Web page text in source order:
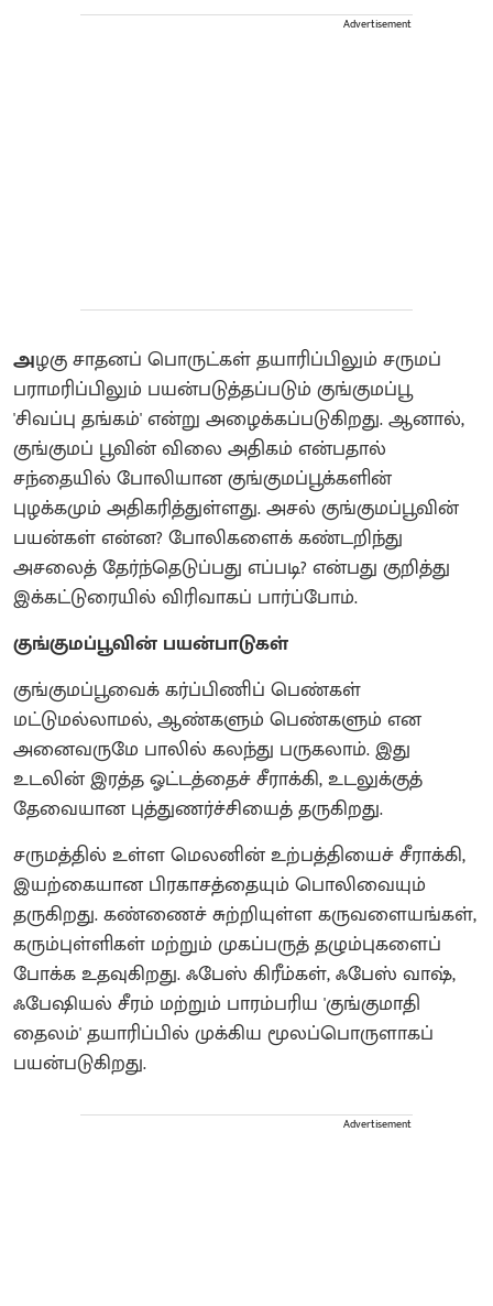
Advertisement
அழகு சாதனப் பொருட்கள் தயாரிப்பிலும் சருமப்
பராமரிப்பிலும் பயன்படுத்தப்படும் குங்குமப்பூ
'சிவப்பு தங்கம்' என்று அழைக்கப்படுகிறது. ஆனால்,
குங்குமப் பூவின் விலை அதிகம் என்பதால்
சந்தையில் போலியான குங்குமப்பூக்களின்
புழக்கமும் அதிகரித்துள்ளது. அசல் குங்குமப்பூவின்
பயன்கள் என்ன? போலிகளைக் கண்டறிந்து
அசலைத் தேர்ந்தெடுப்பது எப்படி? என்பது குறித்து
இக்கட்டுரையில் விரிவாகப் பார்ப்போம்.
குங்குமப்பூவின் பயன்பாடுகள்
குங்குமப்பூவைக் கர்ப்பிணிப் பெண்கள்
மட்டுமல்லாமல், ஆண்களும் பெண்களும் என
அனைவருமே பாலில் கலந்து பருகலாம். இது
உடலின் இரத்த ஓட்டத்தைச் சீராக்கி, உடலுக்குத்
தேவையான புத்துணர்ச்சியைத் தருகிறது.
சருமத்தில் உள்ள மெலனின் உற்பத்தியைச் சீராக்கி,
இயற்கையான பிரகாசத்தையும் பொலிவையும்
தருகிறது. கண்ணைச் சுற்றியுள்ள கருவளையங்கள்,
கரும்புள்ளிகள் மற்றும் முகப்பருத் தழும்புகளைப்
போக்க உதவுகிறது. ஃபேஸ் கிரீம்கள், ஃபேஸ் வாஷ்,
ஃபேஷியல் சீரம் மற்றும் பாரம்பரிய 'குங்குமாதி
தைலம்' தயாரிப்பில் முக்கிய மூலப்பொருளாகப்
பயன்படுகிறது.
Advertisement